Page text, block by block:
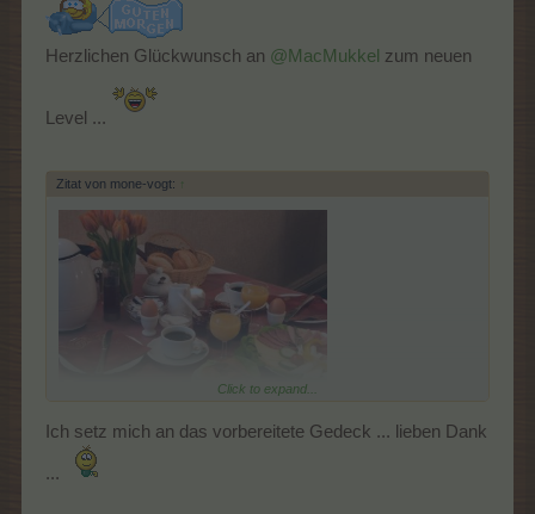
Herzlichen Glückwunsch an @MacMukkel zum neuen
Level ...
Zitat von mone-vogt: ↑
Click to expand...
Ich setz mich an das vorbereitete Gedeck ... lieben Dank
...